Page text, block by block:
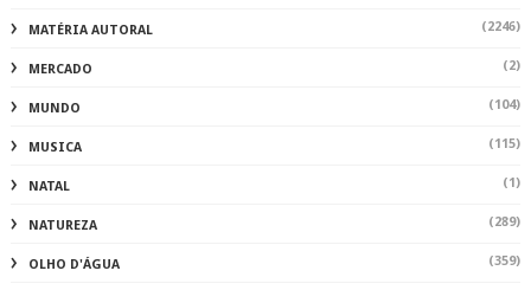
MATÉRIA AUTORAL (2246)
MERCADO (2)
MUNDO (104)
MUSICA (115)
NATAL (1)
NATUREZA (289)
OLHO D'ÁGUA (359)